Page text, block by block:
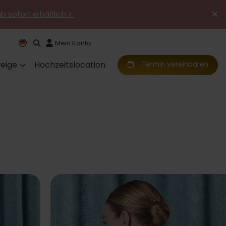
sofort erhältlich >
Mein Konto
Hochzeitslocation Termin vereinbaren